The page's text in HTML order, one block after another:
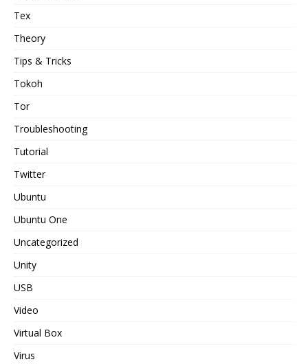
Tex
Theory
Tips & Tricks
Tokoh
Tor
Troubleshooting
Tutorial
Twitter
Ubuntu
Ubuntu One
Uncategorized
Unity
USB
Video
Virtual Box
Virus